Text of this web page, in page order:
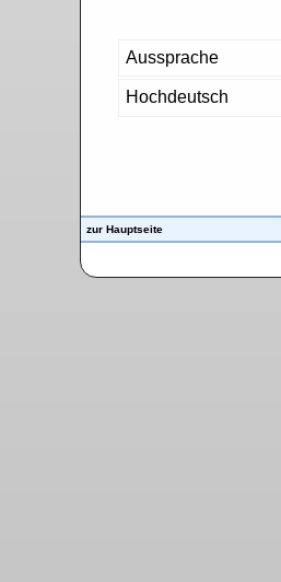
Aussprache
Hochdeutsch
zur Hauptseite